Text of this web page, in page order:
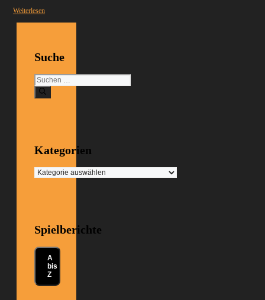
Weiterlesen
Suche
Suchen
nach:
Kategorien
Kategorien
Spielberichte
A
bis
Z